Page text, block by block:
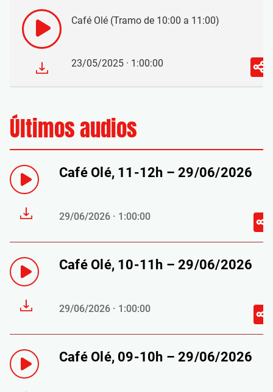
Café Olé (Tramo de 10:00 a 11:00)
23/05/2025 · 1:00:00
Últimos audios
Café Olé, 11-12h – 29/06/2026
29/06/2026 · 1:00:00
Café Olé, 10-11h – 29/06/2026
29/06/2026 · 1:00:00
Café Olé, 09-10h – 29/06/2026